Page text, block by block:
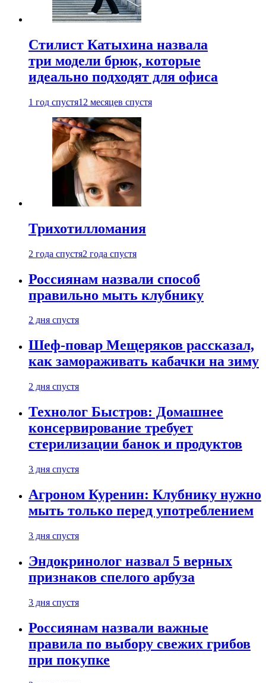
Стилист Катыхина назвала
три модели брюк, которые
идеально подходят для офиса
1 год спустя12 месяцев спустя
Трихотилломания
2 года спустя2 года спустя
Россиянам назвали способ
правильно мыть клубнику
2 дня спустя
Шеф-повар Мещеряков рассказал,
как замораживать кабачки на зиму
2 дня спустя
Технолог Быстров: Домашнее
консервирование требует
стерилизации банок и продуктов
3 дня спустя
Агроном Куренин: Клубнику нужно
мыть только перед употреблением
3 дня спустя
Эндокринолог назвал 5 верных
признаков спелого арбуза
3 дня спустя
Россиянам назвали важные
правила по выбору свежих грибов
при покупке